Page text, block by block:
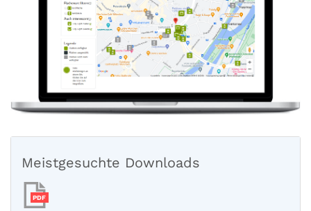
Meistgesuchte Downloads
PDF